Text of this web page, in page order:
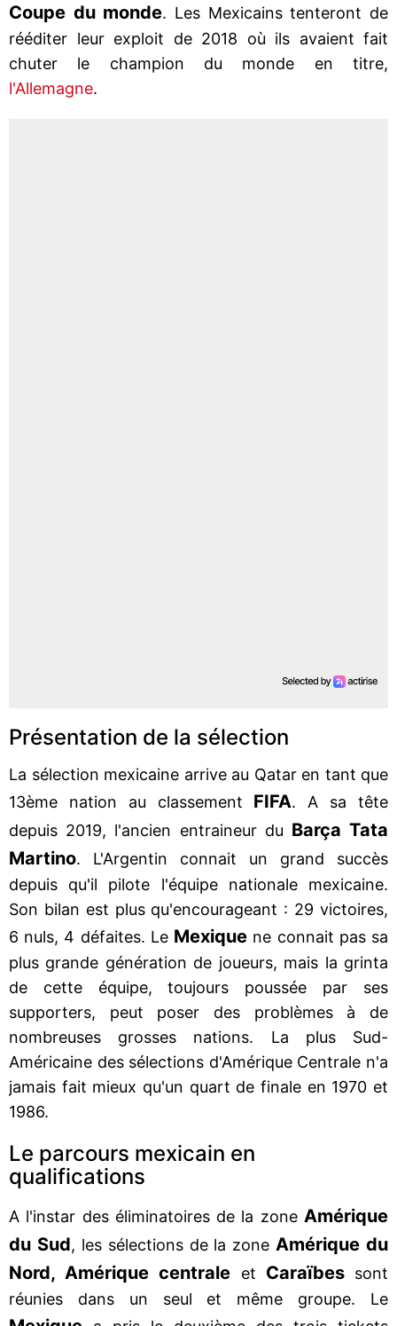
Coupe du monde. Les Mexicains tenteront de
rééditer leur exploit de 2018 où ils avaient fait
chuter le champion du monde en titre,
l'Allemagne.
Présentation de la sélection
La sélection mexicaine arrive au Qatar en tant que
13ème nation au classement FIFA. A sa tête
depuis 2019, l'ancien entraineur du Barça Tata
Martino. L'Argentin connait un grand succès
depuis qu'il pilote l'équipe nationale mexicaine.
Son bilan est plus qu'encourageant : 29 victoires,
6 nuls, 4 défaites. Le Mexique ne connait pas sa
plus grande génération de joueurs, mais la grinta
de cette équipe, toujours poussée par ses
supporters, peut poser des problèmes à de
nombreuses grosses nations. La plus Sud-
Américaine des sélections d'Amérique Centrale n'a
jamais fait mieux qu'un quart de finale en 1970 et
1986.
Le parcours mexicain en
qualifications
A l'instar des éliminatoires de la zone Amérique
du Sud, les sélections de la zone Amérique du
Nord, Amérique centrale et Caraïbessont
réunies dans un seul et même groupe. Le